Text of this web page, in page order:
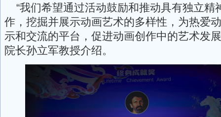
“我们希望通过活动鼓励和推动具有独立精
作，挖掘并展示动画艺术的多样性，为热爱
示和交流的平台，促进动画创作中的艺术发
院长孙立军教授介绍。